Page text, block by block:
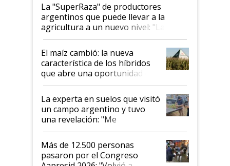
La "SuperRaza" de productores
argentinos que puede llevar a la
agricultura a un nuevo nivel: "Las
posibilidades de crecimiento son
infinitas"
El maíz cambió: la nueva
característica de los híbridos
que abre una oportunidad en
el lote
La experta en suelos que visitó
un campo argentino y tuvo
una revelación: "Me
impresionó mucho"
Más de 12.500 personas
pasaron por el Congreso